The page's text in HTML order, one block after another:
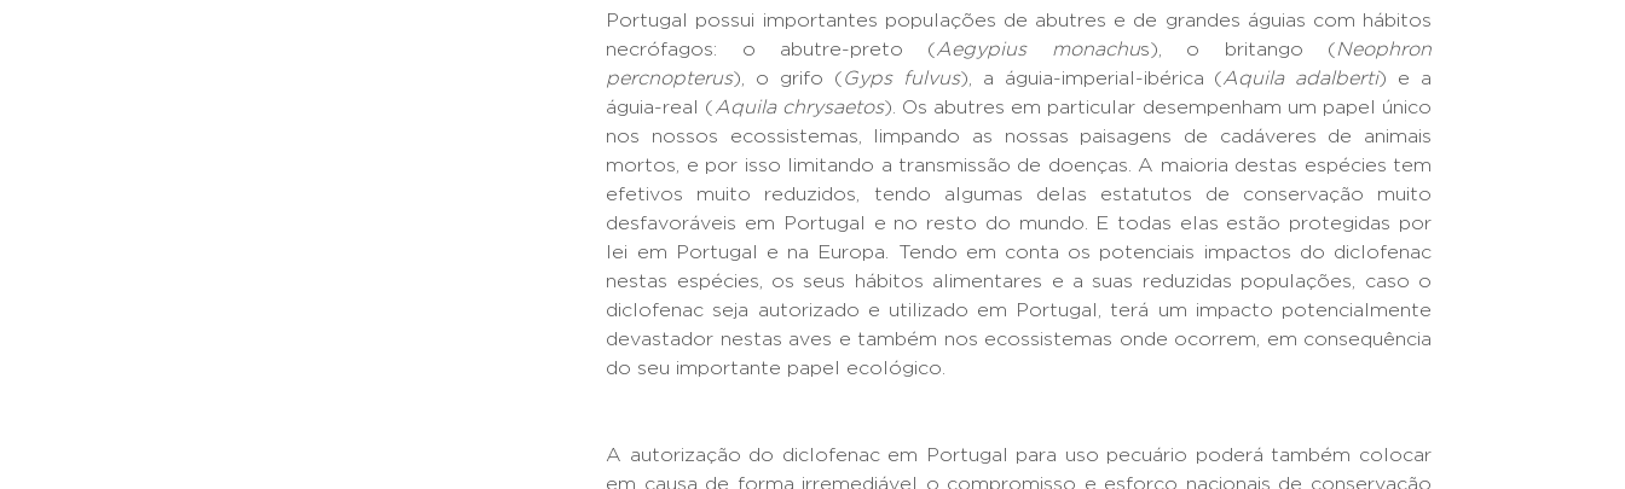
Portugal possui importantes populações de abutres e de grandes águias com hábitos
necrófagos: o abutre-preto (Aegypius monachus), o britango (Neophron
percnopterus), o grifo (Gyps fulvus), a águia-imperial-ibérica (Aquila adalberti) e a
águia-real (Aquila chrysaetos). Os abutres em particular desempenham um papel único
nos nossos ecossistemas, limpando as nossas paisagens de cadáveres de animais
mortos, e por isso limitando a transmissão de doenças. A maioria destas espécies tem
efetivos muito reduzidos, tendo algumas delas estatutos de conservação muito
desfavoráveis em Portugal e no resto do mundo. E todas elas estão protegidas por
lei em Portugal e na Europa. Tendo em conta os potenciais impactos do diclofenac
nestas espécies, os seus hábitos alimentares e a suas reduzidas populações, caso o
diclofenac seja autorizado e utilizado em Portugal, terá um impacto potencialmente
devastador nestas aves e também nos ecossistemas onde ocorrem, em consequência
do seu importante papel ecológico.
A autorização do diclofenac em Portugal para uso pecuário poderá também colocar
em causa de forma irremediável o compromisso e esforço nacionais de conservação